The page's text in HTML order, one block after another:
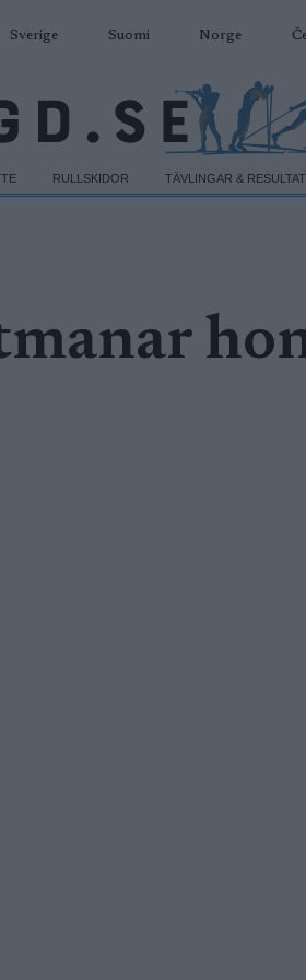
Sverige Suomi Norge
RULLSKIDOR TÄVLINGAR & RESULTAT